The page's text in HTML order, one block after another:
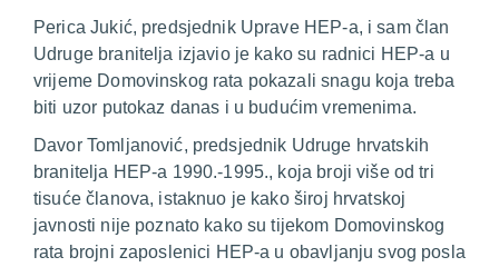
Perica Jukić, predsjednik Uprave HEP-a, i sam član
Udruge branitelja izjavio je kako su radnici HEP-a u
vrijeme Domovinskog rata pokazali snagu koja treba
biti uzor putokaz danas i u budućim vremenima.
Davor Tomljanović, predsjednik Udruge hrvatskih
branitelja HEP-a 1990.-1995., koja broji više od tri
tisuće članova, istaknuo je kako široj hrvatskoj
javnosti nije poznato kako su tijekom Domovinskog
rata brojni zaposlenici HEP-a u obavljanju svog posla